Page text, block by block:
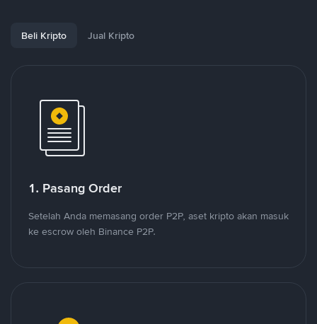
Beli Kripto Jual Kripto
1. Pasang Order
Setelah Anda memasang order P2P, aset kripto akan masuk
ke escrow oleh Binance P2P.